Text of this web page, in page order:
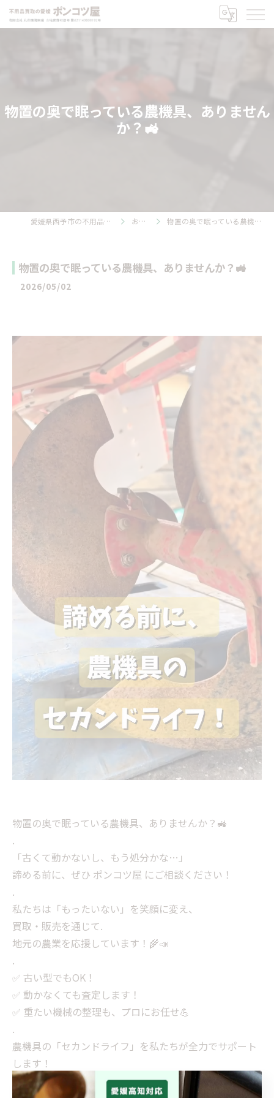
物置の奥で眠っている農機具、ありません
か？🚜
愛媛県西予市の不用品回収ならポンコツ屋 お知らせ 物置の奥で眠っている農機具、ありませんか？🚜
物置の奥で眠っている農機具、ありませんか？🚜
2026/05/02
物置の奥で眠っている農機具、ありませんか？🚜
.
「古くて動かないし、もう処分かな…」
諦める前に、ぜひ ポンコツ屋 にご相談ください！
.
私たちは「もったいない」を笑顔に変え、
買取・販売を通じて.
地元の農業を応援しています！🌾📣
.
✅ 古い型でもOK！
✅ 動かなくても査定します！
✅ 重たい機械の整理も、プロにお任せ💪
.
農機具の「セカンドライフ」を私たちが全力でサポート
します！
..